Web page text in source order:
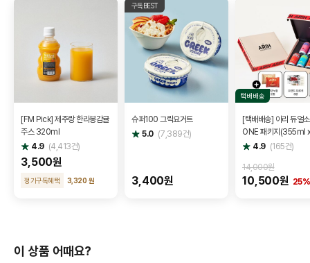
[FM Pick] 제주랑 한라봉감귤
주스 320ml
별
점
4.9 (4,413건)
3,500원
정기구독혜택 3,320 원
구독BEST
슈퍼100 그릭요거트
별
점
5.0 (7,389건)
3,400원
택배배송
[택배배송] 아리 듀얼
ONE 패키지(355ml
+ 아리 키링(랜덤) +
별
점
4.9 (165건)
14,000원
10,500원 25%
이 상품 어때요?